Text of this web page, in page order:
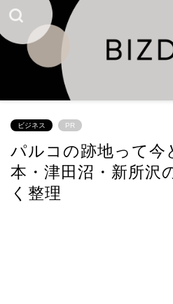
ビジネス PR
パルコの跡地って今
本・津田沼・新所沢
く整理